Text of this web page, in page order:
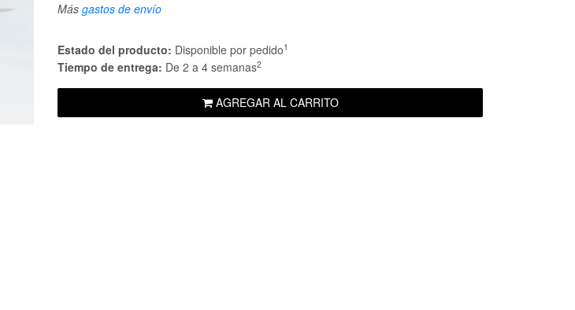
Más gastos de envío
Estado del producto: Disponible por pedido1
Tiempo de entrega: De 2 a 4 semanas2
AGREGAR AL CARRITO